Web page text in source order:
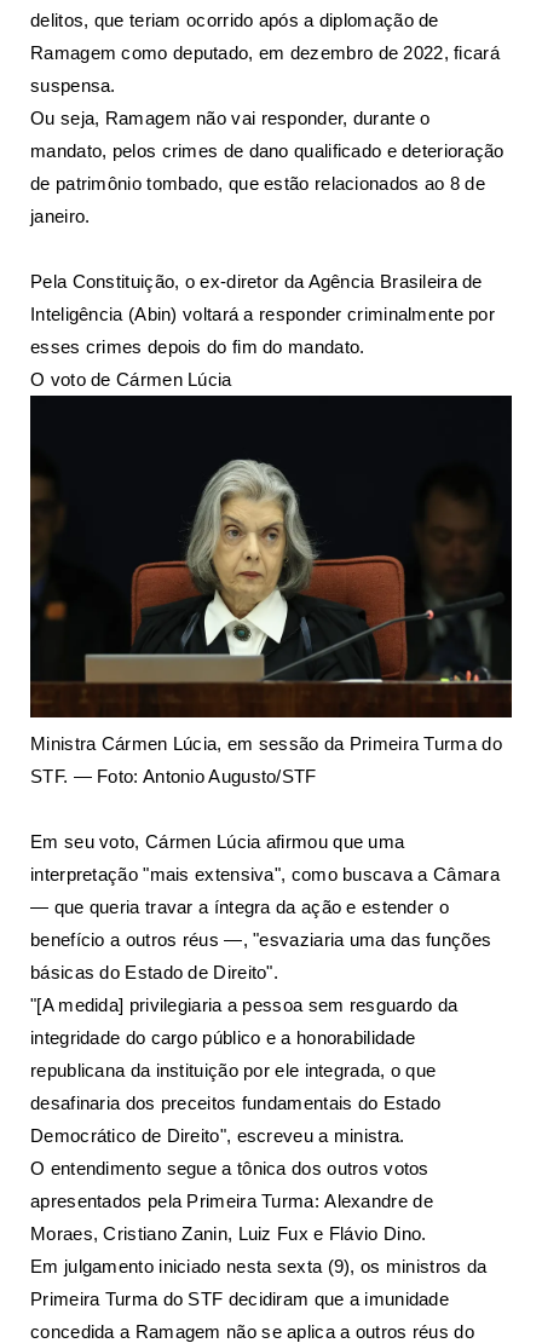
delitos, que teriam ocorrido após a diplomação de
Ramagem como deputado, em dezembro de 2022, ficará
suspensa.
Ou seja, Ramagem não vai responder, durante o
mandato, pelos crimes de dano qualificado e deterioração
de patrimônio tombado, que estão relacionados ao 8 de
janeiro.
Pela Constituição, o ex-diretor da Agência Brasileira de
Inteligência (Abin) voltará a responder criminalmente por
esses crimes depois do fim do mandato.
O voto de Cármen Lúcia
Ministra Cármen Lúcia, em sessão da Primeira Turma do
STF. — Foto: Antonio Augusto/STF
Em seu voto, Cármen Lúcia afirmou que uma
interpretação "mais extensiva", como buscava a Câmara
— que queria travar a íntegra da ação e estender o
benefício a outros réus —, "esvaziaria uma das funções
básicas do Estado de Direito".
"[A medida] privilegiaria a pessoa sem resguardo da
integridade do cargo público e a honorabilidade
republicana da instituição por ele integrada, o que
desafinaria dos preceitos fundamentais do Estado
Democrático de Direito", escreveu a ministra.
O entendimento segue a tônica dos outros votos
apresentados pela Primeira Turma:Alexandre de
Moraes,Cristiano Zanin, Luiz Fux e Flávio Dino.
Em julgamento iniciado nesta sexta (9), os ministros da
Primeira Turma do STF decidiram que a imunidade
concedida a Ramagem não se aplica a outros réus do